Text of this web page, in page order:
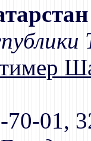
01,